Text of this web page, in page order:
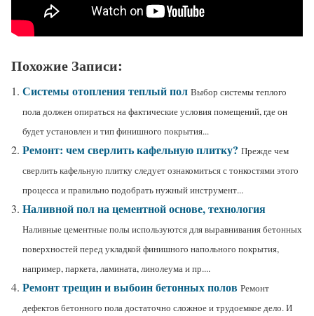
Похожие Записи:
Системы отопления теплый пол Выбор системы теплого
пола должен опираться на фактические условия помещений, где он
будет установлен и тип финишного покрытия...
Ремонт: чем сверлить кафельную плитку? Прежде чем
сверлить кафельную плитку следует ознакомиться с тонкостями этого
процесса и правильно подобрать нужный инструмент...
Наливной пол на цементной основе, технология
Наливные цементные полы используются для выравнивания бетонных
поверхностей перед укладкой финишного напольного покрытия,
например, паркета, ламината, линолеума и пр....
Ремонт трещин и выбоин бетонных полов Ремонт
дефектов бетонного пола достаточно сложное и трудоемкое дело. И